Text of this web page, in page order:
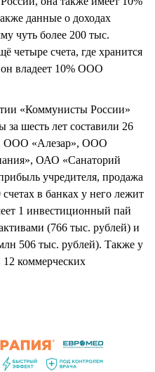
данные о доходах
чуть более 200 тыс.
четыре счета, где хранится
владеет 10% ООО
«Коммунисты России»
шесть лет составили 26
ООО «Алезар», ООО
ОАО «Санаторий
учредителя, продажа
в банках у него лежит
1 инвестиционный пай
(766 тыс. рублей) и
506 тыс. рублей). Также у
12 коммерческих